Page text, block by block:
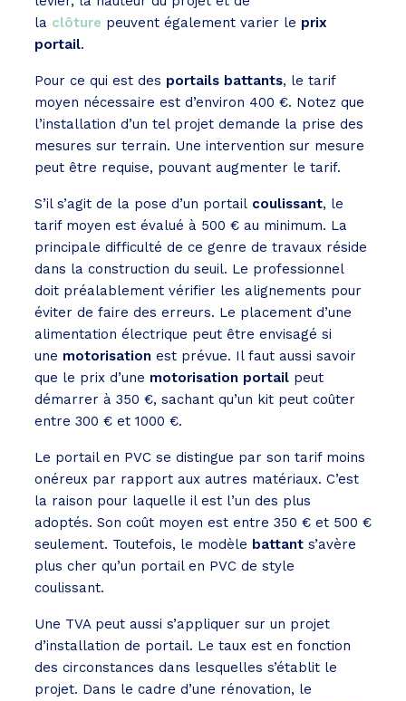
la clôture peuvent également varier le prix
portail.
Pour ce qui est des portails battants, le tarif
moyen nécessaire est d’environ 400 €. Notez que
l’installation d’un tel projet demande la prise des
mesures sur terrain. Une intervention sur mesure
peut être requise, pouvant augmenter le tarif.
S’il s’agit de la pose d’un portail coulissant, le
tarif moyen est évalué à 500 € au minimum. La
principale difficulté de ce genre de travaux réside
dans la construction du seuil. Le professionnel
doit préalablement vérifier les alignements pour
éviter de faire des erreurs. Le placement d’une
alimentation électrique peut être envisagé si
une motorisation est prévue. Il faut aussi savoir
que le prix d’une motorisation portail peut
démarrer à 350 €, sachant qu’un kit peut coûter
entre 300 € et 1000 €.
Le portail en PVC se distingue par son tarif moins
onéreux par rapport aux autres matériaux. C’est
la raison pour laquelle il est l’un des plus
adoptés. Son coût moyen est entre 350 € et 500 €
seulement. Toutefois, le modèle battant s’avère
plus cher qu’un portail en PVC de style
coulissant.
Une TVA peut aussi s’appliquer sur un projet
d’installation de portail. Le taux est en fonction
des circonstances dans lesquelles s’établit le
projet. Dans le cadre d’une rénovation, le